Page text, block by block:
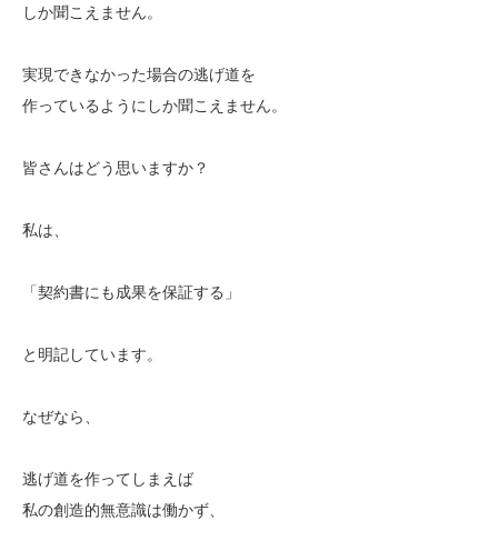
しか聞こえません。
実現できなかった場合の逃げ道を
作っているようにしか聞こえません。
皆さんはどう思いますか？
私は、
「契約書にも成果を保証する」
と明記しています。
なぜなら、
逃げ道を作ってしまえば
私の創造的無意識は働かず、